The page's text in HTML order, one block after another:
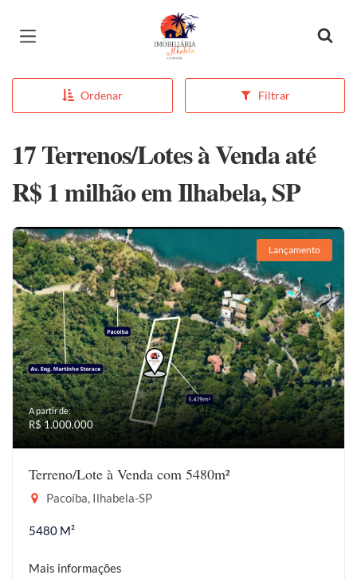
Página inicial
Ordenar Filtrar
17 Terrenos/Lotes à Venda até
R$ 1 milhão em Ilhabela, SP
Lançamento
A partir de:
R$ 1.000.000
Terreno/Lote à Venda com 5480m²
Pacoíba, Ilhabela-SP
5480 M²
Mais informações